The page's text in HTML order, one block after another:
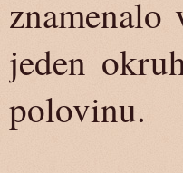
znamenalo
jeden
polovinu.